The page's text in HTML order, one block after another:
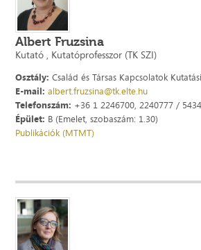
Albert Fruzsina
Kutató , Kutatóprofesszor (TK SZI)
Osztály: Család és Társas Kapcsolatok
E-mail: albert.fruzsina@tk.elte.hu
Telefonszám: +36 1 2246700, 2240777 / 5434
Épület: B (Emelet, szobaszám: 1.30)
Publikációk (MTMT)